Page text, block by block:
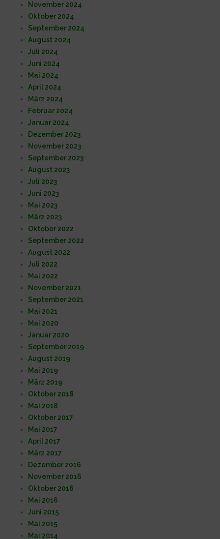
November 2024
Oktober 2024
September 2024
August 2024
Juli 2024
Juni 2024
Mai 2024
April 2024
März 2024
Februar 2024
Januar 2024
Dezember 2023
November 2023
September 2023
August 2023
Juli 2023
Juni 2023
Mai 2023
März 2023
Oktober 2022
September 2022
August 2022
Juli 2022
Mai 2022
November 2021
September 2021
Mai 2021
Mai 2020
Januar 2020
September 2019
August 2019
Mai 2019
März 2019
Oktober 2018
Mai 2018
Oktober 2017
Mai 2017
April 2017
März 2017
Dezember 2016
November 2016
Oktober 2016
Mai 2016
Juni 2015
Mai 2015
Mai 2014